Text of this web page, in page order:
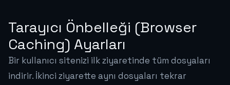
Tarayıcı Önbelleği (Browser
Caching) Ayarları
Bir kullanıcı sitenizi ilk ziyaretinde tüm dosyaları
indirir. İkinci ziyarette aynı dosyaları tekrar